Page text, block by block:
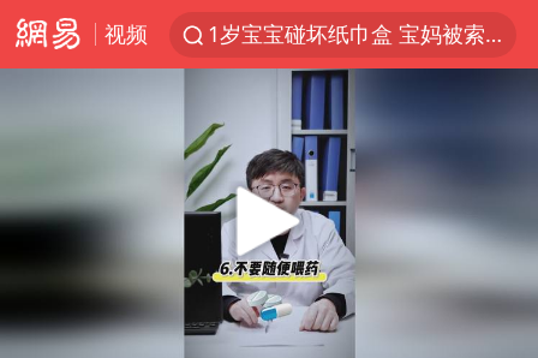
视频
1岁宝宝碰坏纸巾盒 宝妈被索赔924元
Meta被判支付5.67亿美元
OpenAI为免费用户升级GPT-5.6 Luna
中国稀土盘中涨停
00:00